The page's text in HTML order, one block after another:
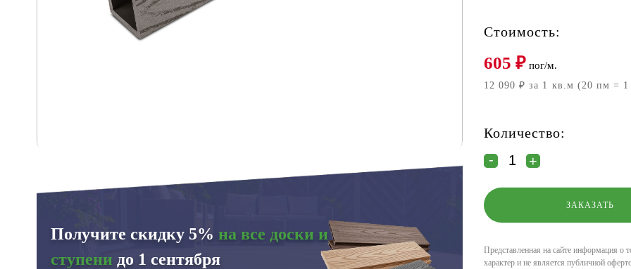
Получите скидку 5% на все доски и
ступени до 1 сентября
Стоимость:
605 ₽ пог/м.
12 090 ₽ за 1 кв.м (20 пм =
Количество:
Представленная на сайте информация о
характер и не является публичной